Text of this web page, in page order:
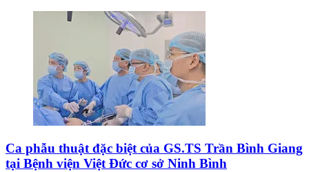
Ca phẫu thuật đặc biệt của GS.TS Trần Bình Giang
tại Bệnh viện Việt Đức cơ sở Ninh Bình